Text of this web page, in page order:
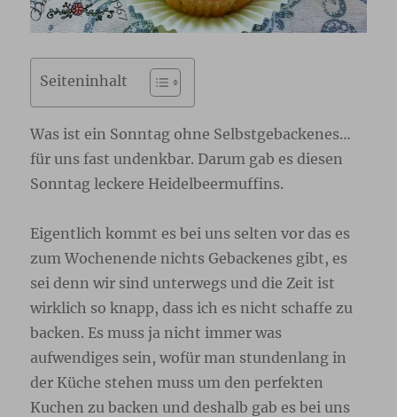
Seiteninhalt
Was ist ein Sonntag ohne Selbstgebackenes…
für uns fast undenkbar. Darum gab es diesen
Sonntag leckere Heidelbeermuffins.
Eigentlich kommt es bei uns selten vor das es
zum Wochenende nichts Gebackenes gibt, es
sei denn wir sind unterwegs und die Zeit ist
wirklich so knapp, dass ich es nicht schaffe zu
backen. Es muss ja nicht immer was
aufwendiges sein, wofür man stundenlang in
der Küche stehen muss um den perfekten
Kuchen zu backen und deshalb gab es bei uns